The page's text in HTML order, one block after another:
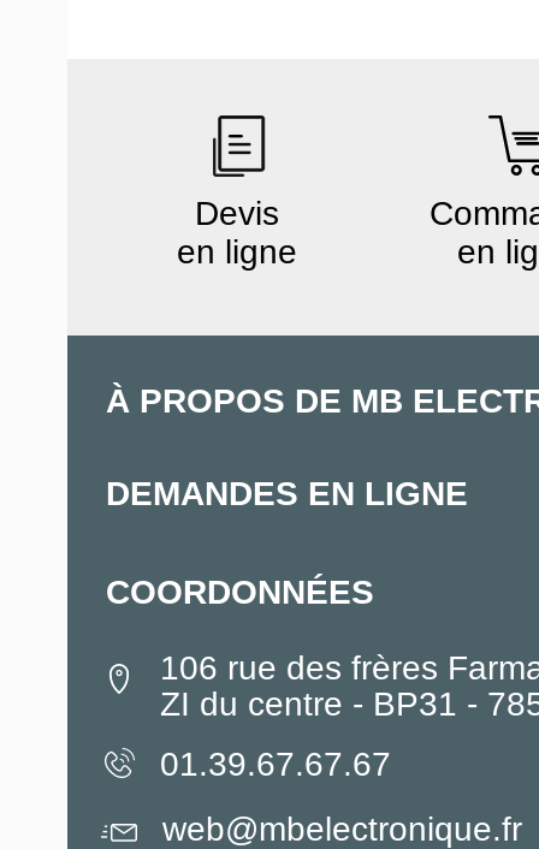
Devis
en ligne
en
À PROPOS DE MB
DEMANDES EN LIGNE
COORDONNÉES
106 rue des frères
ZI du centre - BP31 -
01.39.67.67.67
web@mbelectronique.fr